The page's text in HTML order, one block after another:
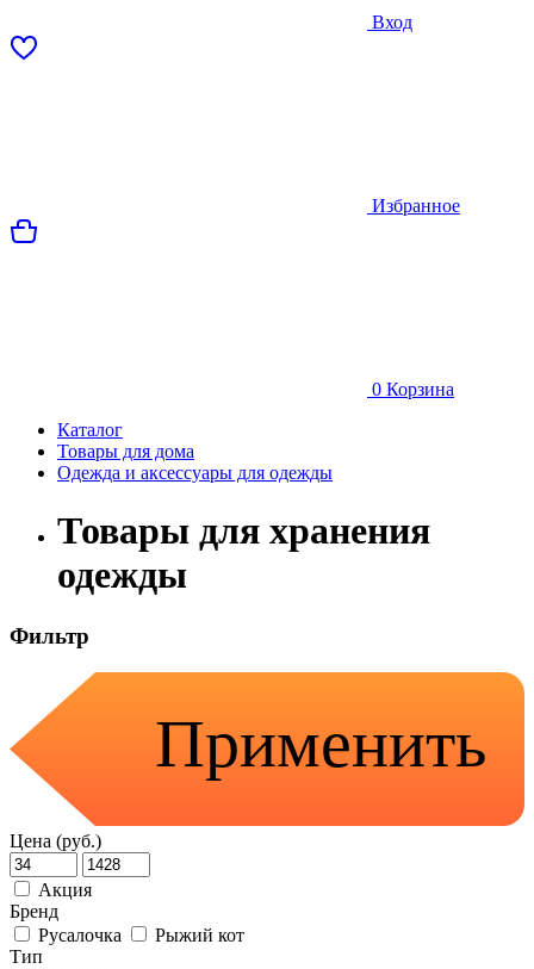
Вход
Избранное
0 Корзина
Каталог
Товары для дома
Одежда и аксессуары для одежды
Товары для хранения
одежды
Фильтр
Применить
Цена (руб.)
Акция
Бренд
Русалочка
Рыжий кот
Тип